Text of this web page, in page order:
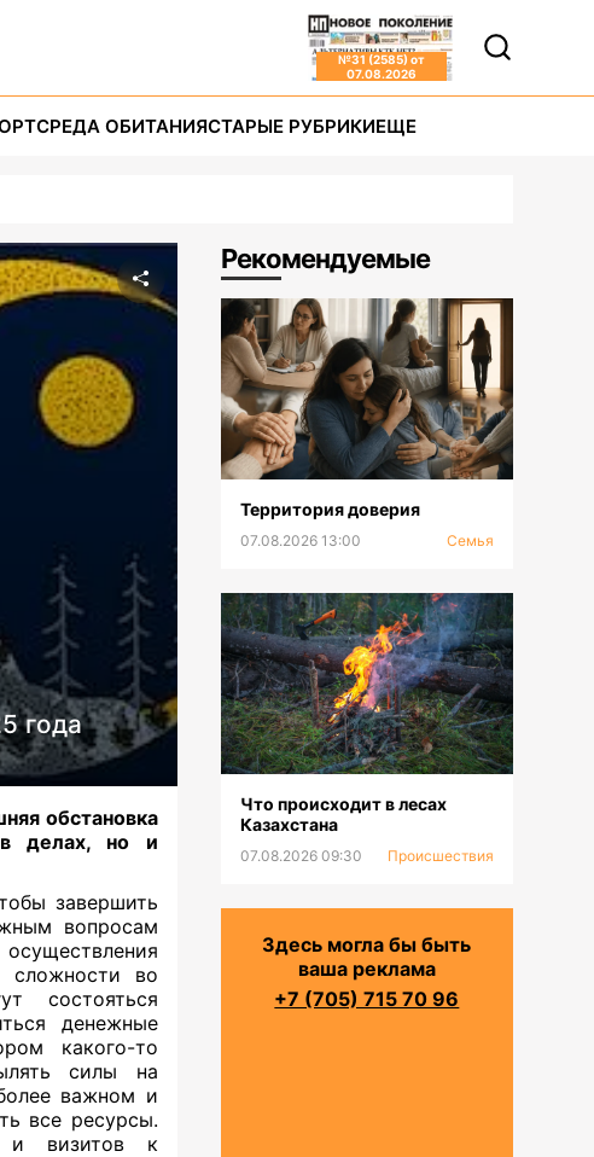
№31 (2585) от
07.08.2026
СРЕДА ОБИТАНИЯСТАРЫЕ РУБРИКИЕЩЕ
года
обстановка
в делах, но и
завершить
вопросам
сложности во
состояться
денежные
какого-то
силы на
важном и
все ресурсы.
и визитов к
Рекомендуемые
Территория доверия
07.08.2026 13:00 Семья
Что происходит в лесах
Казахстана
07.08.2026 09:30 Происшествия
Здесь могла бы быть
ваша реклама
+7 (705) 715 70 96